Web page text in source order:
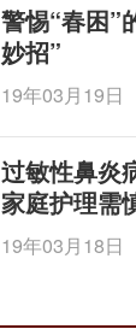
警惕“春困”
妙招”
19年03月19日
过敏性鼻炎
家庭护理需
19年03月18日